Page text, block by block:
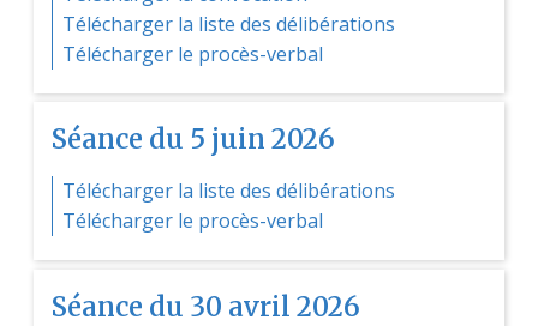
Télécharger la liste des délibérations
Télécharger le procès-verbal
Séance du 5 juin 2026
Télécharger la liste des délibérations
Télécharger le procès-verbal
Séance du 30 avril 2026